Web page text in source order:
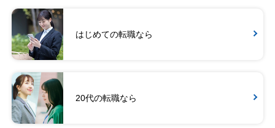
はじめての転職なら
20代の転職なら